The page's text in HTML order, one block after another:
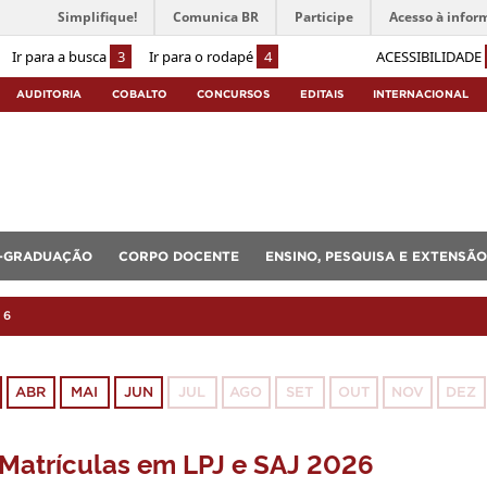
Ir para a busca 3 Ir para o rodapé 4 ACESSIBILIDADE
Simplifique! Comunica BR Participe Acesso à
AUDITORIA COBALTO CONCURSOS EDITAIS INTERNACIONAL
GRADUAÇÃO CORPO DOCENTE ENSINO, PESQUISA E EXTENSÃO
ABR MAI JUN JUL AGO SET OUT NOV DEZ
em LPJ e SAJ 2026